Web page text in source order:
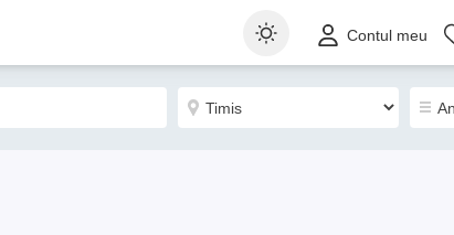
Contul meu
Sortează